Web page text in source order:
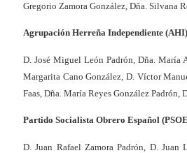
Gregorio Zamora González, Dña. Silvana
Agrupación Herreña Independiente
D. José Miguel León Padrón, Dña. María
Margarita Cano González, D. Víctor
Faas, Dña. María Reyes González
Partido Socialista Obrero Español
D. Juan Rafael Zamora Padrón, D. Juan